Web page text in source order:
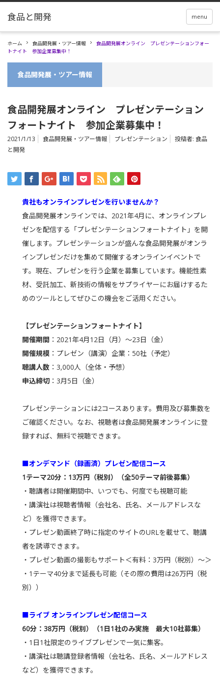
menu
ホーム 食品開発展・ツアー情報
食品開発展オンライン プレゼンテーションフォー
トナイト 参加企業募集中！
食品開発展・ツアー情報
食品開発展オンライン プレゼンテーション
フォートナイト 参加企業募集中！
2021/1/13 食品開発展・ツアー情報 プレゼンテーション 投稿者: 食品
と開発
貴社もオンラインプレゼンを行いませんか？
食品開発展オンラインでは、2021年4月に、オンラインプレ
ゼンを配信する「プレゼンテーションフォートナイト」を開
催します。プレゼンテーションが盛んな食品開発展がオンラ
インプレゼンだけを集めて開催するオンラインイベントで
す。現在、プレゼンを行う企業を募集しています。機能性素
材、受託加工、新技術の情報をサプライヤーにお届けするた
めのツールとしてぜひこの機会をご活用ください。
【プレゼンテーションフォートナイト】
開催期間 ：2021年4月12日（月）～23日（金）
開催規模 ：プレゼン（講演）企業：50社（予定）
聴講人数 ：3,000人（全体・予想）
申込締切 ：3月5日（金）
プレゼンテーションには2コースあります。費用及び募集数を
ご確認ください。なお、視聴者は食品開発展オンラインに登
録すれば、無料で視聴できます。
■オンデマンド（録画済）プレゼン配信コース
1テーマ20分：13万円（税別）（全50テーマ前後募集）
・聴講者は開催期間中、いつでも、何度でも視聴可能
・講演社は視聴者情報（会社名、氏名、メールアドレスな
ど）を獲得できます。
・プレゼン動画終了時に指定のサイトのURLを載せて、聴講
者を誘導できます。
・プレゼン動画の撮影もサポート＜有料：3万円（税別）～＞
・1テーマ40分まで延長も可能（その際の費用は26万円（税
別））
■ライブ オンラインプレゼン配信コース
60分：38万円（税別）（1日1社のみ実施 最大10社募集）
・1日1社限定のライブプレゼンで一気に集客。
・講演社は聴講登録者情報（会社名、氏名、メールアドレス
など）を獲得できます。